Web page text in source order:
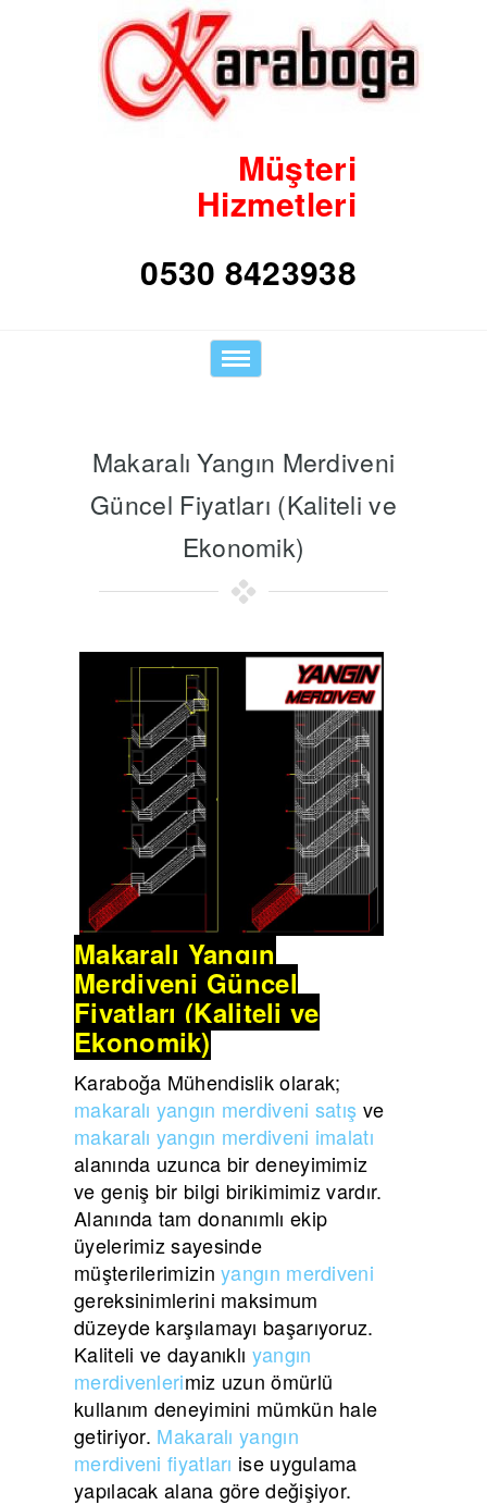
Müşteri
Hizmetleri
Toggle
navigation
Makaralı Yangın Merdiveni
Güncel Fiyatları (Kaliteli ve
Ekonomik)
Makaralı Yangın
Merdiveni Güncel
Fiyatları (Kaliteli ve
Ekonomik)
Karaboğa Mühendislik olarak;
makaralı yangın merdiveni satış ve
makaralı yangın merdiveni imalatı
alanında uzunca bir deneyimimiz
ve geniş bir bilgi birikimimiz vardır.
Alanında tam donanımlı ekip
üyelerimiz sayesinde
müşterilerimizinyangın merdiveni
gereksinimlerini maksimum
düzeyde karşılamayı başarıyoruz.
Kaliteli ve dayanıklı yangın
merdivenlerimiz uzun ömürlü
kullanım deneyimini mümkün hale
getiriyor. Makaralı yangın
merdiveni fiyatları ise uygulama
yapılacak alana göre değişiyor.